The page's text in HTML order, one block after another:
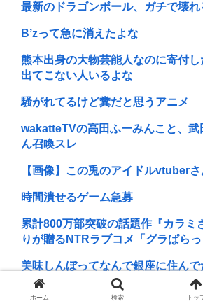
最新のドラゴンボール、ガチで壊
B’zって急に消えたよな
熊本出身の大物芸能人なのに寄付し
出てこない人いるよな
騒がれてるけど糞だと思うアニメ
wakatteTVの高田ふーみんこと、武
ん召喚スレ
【画像】この兎のアイドルvtuber
時間潰せるゲーム急募
累計800万部突破の話題作『カラミ
りが贈るNTRラブコメ「グラぱら
美味しんぼってなんで銀座に住ん
てる奴が「農薬」否定してんの？
ホーム 検索 トッ